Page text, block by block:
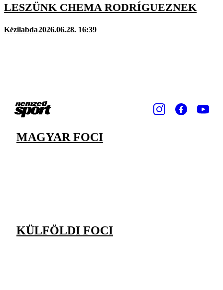
LESZÜNK CHEMA RODRÍGUEZNEK
Kézilabda2026.06.28. 16:39
MAGYAR FOCI
KÜLFÖLDI FOCI